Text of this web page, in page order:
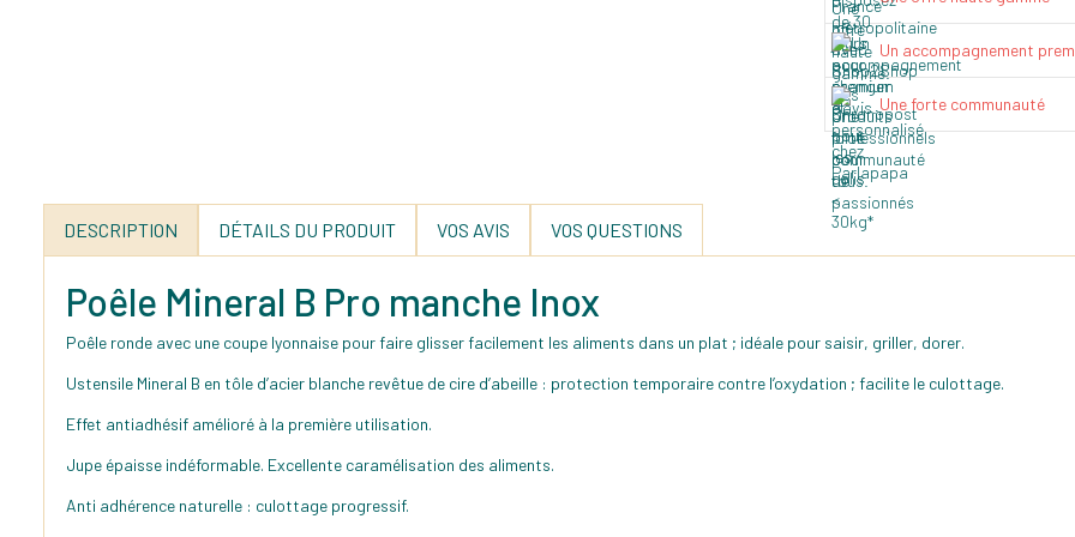
Un accompagnement
Une forte communauté
DESCRIPTION DÉTAILS DU PRODUIT VOS AVIS VOS QUESTIONS
Poêle Mineral B Pro manche Inox
Poêle ronde avec une coupe lyonnaise pour faire glisser facilement les aliments dans un plat ; idéale pour saisir, griller, dorer.
Ustensile Mineral B en tôle d’acier blanche revêtue de cire d’abeille : protection temporaire contre l’oxydation ; facilite le culottage.
Effet antiadhésif amélioré à la première utilisation.
Jupe épaisse indéformable. Excellente caramélisation des aliments.
Anti adhérence naturelle : culottage progressif.